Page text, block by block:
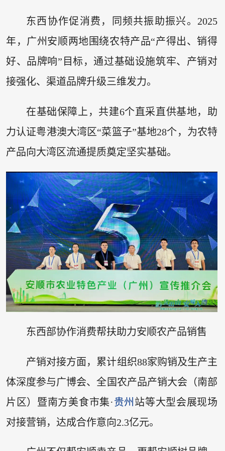
东西协作促消费，同频共振助振兴。2025
年，广州安顺两地围绕农特产品“产得出、销得
好、品牌响”目标，通过基础设施筑牢、产销对
接强化、渠道品牌升级三维发力。
在基础保障上，共建6个直采直供基地，助
力认证粤港澳大湾区“菜篮子”基地28个，为农特
产品向大湾区流通提质奠定坚实基础。
东西部协作消费帮扶助力安顺农产品销售
产销对接方面，累计组织88家购销及生产主
体深度参与广博会、全国农产品产销大会（南部
片区）暨南方美食市集·贵州 站等大型会展现场
对接营销，达成合作意向2.3亿元。